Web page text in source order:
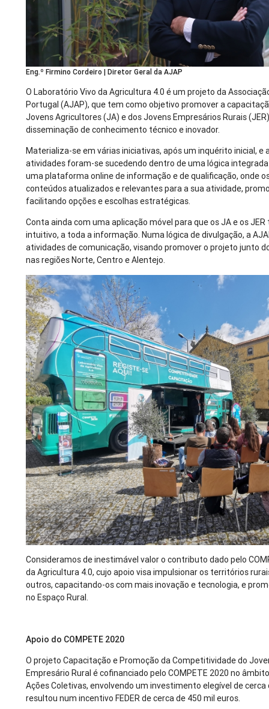
Eng.º Firmino Cordeiro | Diretor Geral da AJAP
O Laboratório Vivo da Agricultura 4.0 é um projeto da
Portugal (AJAP), que tem como objetivo promover a
Jovens Agricultores (JA) e dos Jovens Empresários Rurais
disseminação de conhecimento técnico e inovador.
Materializa-se em várias iniciativas, após um inquérito inicial, e
atividades foram-se sucedendo dentro de uma lógica
uma plataforma online de informação e de qualificação, onde
conteúdos atualizados e relevantes para a sua atividade,
facilitando opções e escolhas estratégicas.
Conta ainda com uma aplicação móvel para que os JA e os
intuitivo, a toda a informação. Numa lógica de divulgação, a
atividades de comunicação, visando promover o projeto junto
nas regiões Norte, Centro e Alentejo.
Consideramos de inestimável valor o contributo dado pelo
da Agricultura 4.0, cujo apoio visa impulsionar os territórios
outros, capacitando-os com mais inovação e tecnologia, e
no Espaço Rural.
Apoio do COMPETE 2020
O projeto Capacitação e Promoção da Competitividade do
Empresário Rural é cofinanciado pelo COMPETE 2020 no
Ações Coletivas, envolvendo um investimento elegível de cerca
resultou num incentivo FEDER de cerca de 450 mil euros.